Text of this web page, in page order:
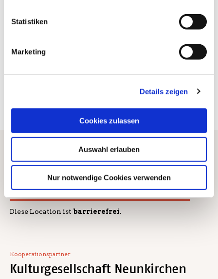
Statistiken
Marketing
Details zeigen
Cookies zulassen
Auswahl erlauben
Nur notwendige Cookies verwenden
Copyright: Rich Serra
Location
Neue Gebläsehalle Neunkirchen
An den Hochöfen 1 66538 Neunkirchen
Diese Location ist barrierefrei.
Kooperationspartner
Kulturgesellschaft Neunkirchen